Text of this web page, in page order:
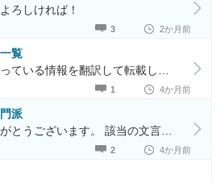
ろしければ！
2か月前
3
覧
4か月前
1
派
4か月前
2